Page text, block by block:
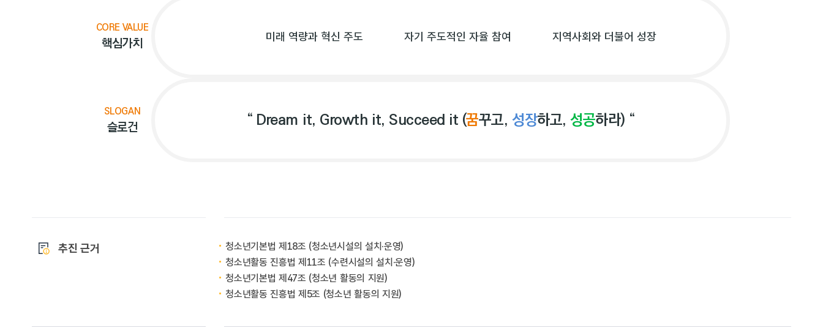
CORE VALUE
핵심가치 미래 역량과 혁신 주도 자기 주도적인 자율 참여 지역사회와 더불어 성장
SLOGAN
슬로건 “ Dream it, Growth it, Succeed it (꿈꾸고,성장하고,성공하라) “
추진 근거
청소년기본법 제18조 (청소년시설의 설치·운영)
청소년활동 진흥법 제11조 (수련시설의 설치·운영)
청소년기본법 제47조 (청소년 활동의 지원)
청소년활동 진흥법 제5조 (청소년 활동의 지원)